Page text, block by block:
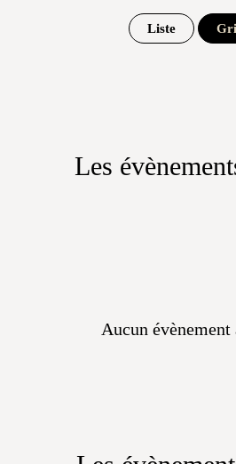
Liste
Les
Aucun évènement